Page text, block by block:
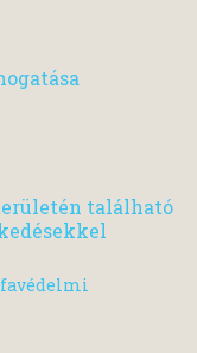
található